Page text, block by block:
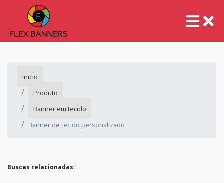
Início
Produto
Banner em tecido
Banner de tecido personalizado
Buscas relacionadas: